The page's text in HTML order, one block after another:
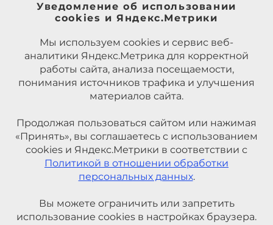
Уведомление об использовании
cookies и Яндекс.Метрики
Мы используем cookies и сервис веб-
аналитики Яндекс.Метрика для корректной
работы сайта, анализа посещаемости,
понимания источников трафика и улучшения
материалов сайта.
Продолжая пользоваться сайтом или нажимая
«Принять», вы соглашаетесь с использованием
cookies и Яндекс.Метрики в соответствии с
Политикой в отношении обработки
персональных данных.
Вы можете ограничить или запретить
использование cookies в настройках браузера.